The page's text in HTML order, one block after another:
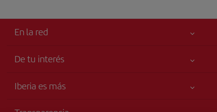
En la red
De tu interés
Accesibilidad
Iberia es más